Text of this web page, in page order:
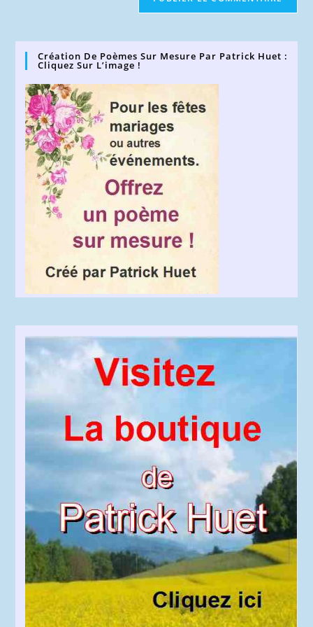
Création De Poèmes Sur Mesure Par Patrick Huet :
Cliquez Sur L’image !